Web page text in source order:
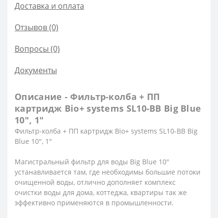
Доставка и оплата
Отзывов (0)
Вопросы (0)
Документы
Описание - Фильтр-колба + ПП
картридж Bіо+ systems SL10-BB Big Blue
10″, 1″
Фильтр-колба + ПП картридж Bіо+ systems SL10-BB Big
Blue 10″, 1″
Магистральный фильтр для воды Big Blue 10″
устанавливается там, где необходимы большие потоки
очищенной воды, отлично дополняет комплекс
очистки воды для дома, коттеджа, квартиры так же
эффективно применяются в промышленности.